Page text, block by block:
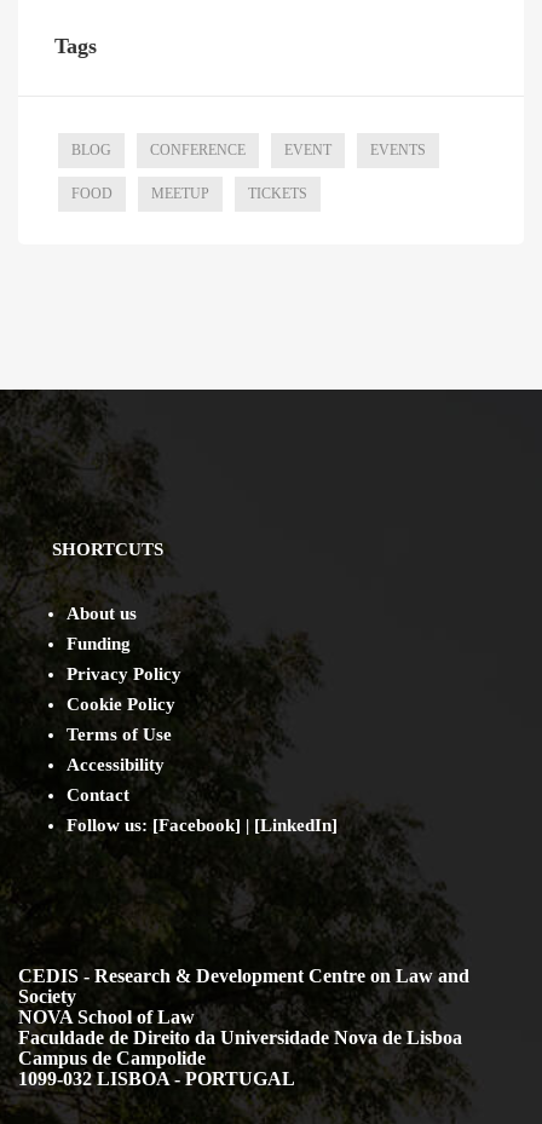
Tags
BLOG CONFERENCE EVENT EVENTS
FOOD MEETUP TICKETS
SHORTCUTS
About us
Funding
Privacy Policy
Cookie Policy
Terms of Use
Accessibility
Contact
Follow us: [Facebook] | [LinkedIn]
CEDIS - Research & Development Centre on Law and
Society
NOVA School of Law
Faculdade de Direito da Universidade Nova de Lisboa
Campus de Campolide
1099-032 LISBOA - PORTUGAL